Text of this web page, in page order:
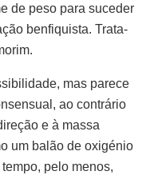
de peso para suceder
benfiquista. Trata-
mas parece
ao contrário
e à massa
um balão de oxigénio
pelo menos,